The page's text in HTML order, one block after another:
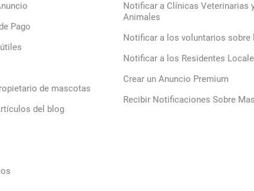
Pago
de mascotas
del blog
Notificar a Clínicas Veterinarias
Animales
Notificar a los voluntarios sobre
Notificar a los Residentes
Crear un Anuncio Premium
Recibir Notificaciones Sobre